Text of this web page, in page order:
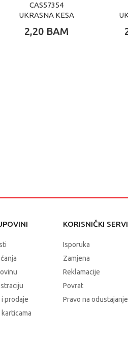
CAS57354
UKRASNA KESA
DISNEY
2,20 BAM
prodaje
KORISNIČKI
Isporuka
Zamjena
Reklamacije
Povrat
Pravo na odustajanje